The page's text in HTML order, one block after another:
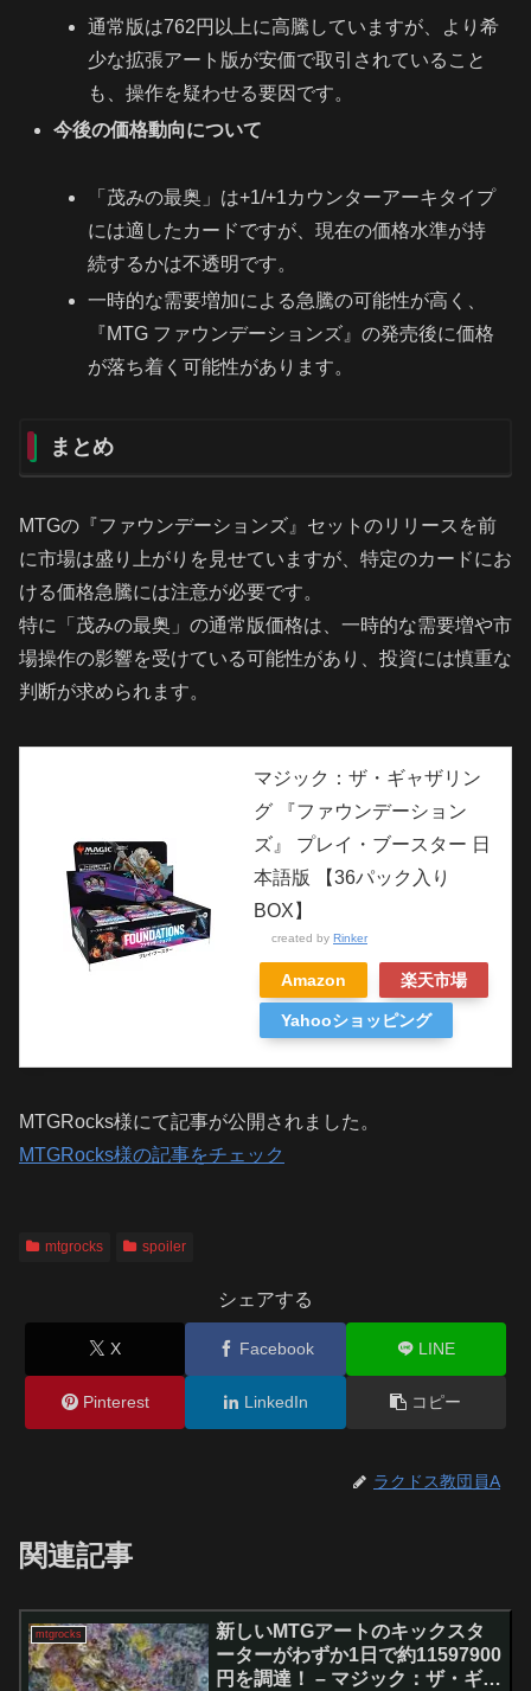
通常版は762円以上に高騰していますが、より希
少な拡張アート版が安価で取引されていること
も、操作を疑わせる要因です。
今後の価格動向について
「茂みの最奥」は+1/+1カウンターアーキタイプ
には適したカードですが、現在の価格水準が持
続するかは不透明です。
一時的な需要増加による急騰の可能性が高く、
『MTG ファウンデーションズ』の発売後に価格
が落ち着く可能性があります。
まとめ
MTGの『ファウンデーションズ』セットのリリースを前
に市場は盛り上がりを見せていますが、特定のカードにお
ける価格急騰には注意が必要です。
特に「茂みの最奥」の通常版価格は、一時的な需要増や市
場操作の影響を受けている可能性があり、投資には慎重な
判断が求められます。
マジック：ザ・ギャザリン
グ 『ファウンデーション
ズ』 プレイ・ブースター 日
本語版 【36パック入り
BOX】
created by Rinker
Amazon 楽天市場
Yahooショッピング
MTGRocks様にて記事が公開されました。
MTGRocks様の記事をチェック
mtgrocks spoiler
シェアする
X Facebook LINE
Pinterest LinkedIn コピー
ラクドス教団員A
関連記事
mtgrocks
新しいMTGアートのキックスタ
ーターがわずか1日で約11597900
円を調達！ – マジック：ザ・ギャ